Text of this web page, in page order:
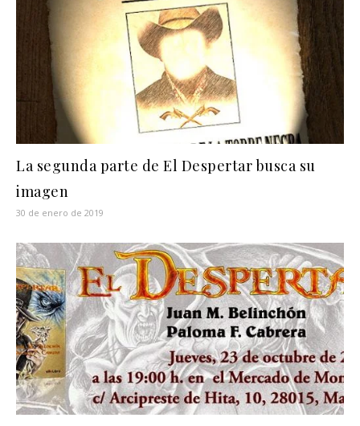
La segunda parte de El Despertar busca su
imagen
30 de enero de 2019